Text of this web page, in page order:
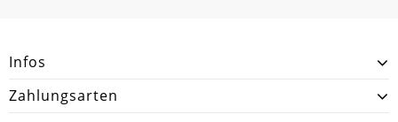
Infos
Zahlungsarten